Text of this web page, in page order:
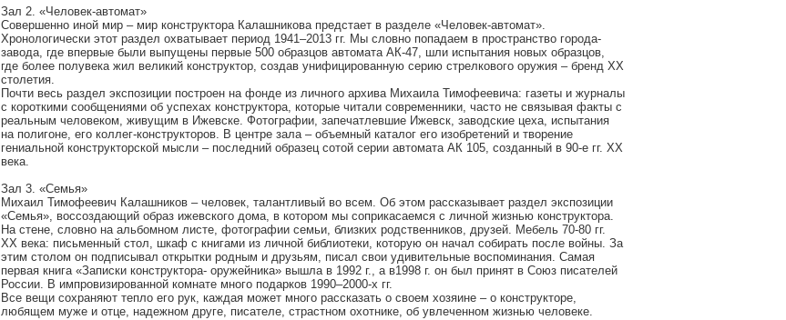
Зал 2. «Человек-автомат»
Совершенно иной мир – мир конструктора Калашникова предстает в разделе «Человек-автомат».
Хронологически этот раздел охватывает период 1941–2013 гг. Мы словно попадаем в пространство города-
завода, где впервые были выпущены первые 500 образцов автомата АК-47, шли испытания новых образцов,
где более полувека жил великий конструктор, создав унифицированную серию стрелкового оружия – бренд XX
столетия.
Почти весь раздел экспозиции построен на фонде из личного архива Михаила Тимофеевича: газеты и журналы
с короткими сообщениями об успехах конструктора, которые читали современники, часто не связывая факты с
реальным человеком, живущим в Ижевске. Фотографии, запечатлевшие Ижевск, заводские цеха, испытания
на полигоне, его коллег-конструкторов. В центре зала – объемный каталог его изобретений и творение
гениальной конструкторской мысли – последний образец сотой серии автомата АК 105, созданный в 90-е гг. XX
века.
Зал 3. «Семья»
Михаил Тимофеевич Калашников – человек, талантливый во всем. Об этом рассказывает раздел экспозиции
«Семья», воссоздающий образ ижевского дома, в котором мы соприкасаемся с личной жизнью конструктора.
На стене, словно на альбомном листе, фотографии семьи, близких родственников, друзей. Мебель 70-80 гг.
XX века: письменный стол, шкаф с книгами из личной библиотеки, которую он начал собирать после войны. За
этим столом он подписывал открытки родным и друзьям, писал свои удивительные воспоминания. Самая
первая книга «Записки конструктора- оружейника» вышла в 1992 г., а в1998 г. он был принят в Союз писателей
России. В импровизированной комнате много подарков 1990–2000-х гг.
Все вещи сохраняют тепло его рук, каждая может много рассказать о своем хозяине – о конструкторе,
любящем муже и отце, надежном друге, писателе, страстном охотнике, об увлеченном жизнью человеке.